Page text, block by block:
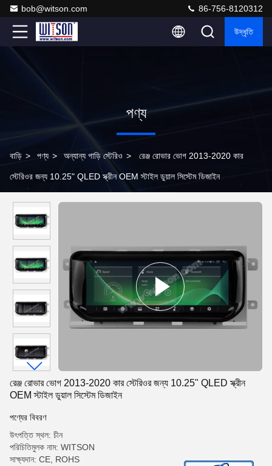
bob@witson.com 86-756-8120312
উদ্ধৃতি
পণ্য
বাড়ি > পণ্য > অন্যান্য গাড়ি স্টেরিও > রেঞ্জ রোভার ভোগ 2013-2020 কার
স্টেরিওর জন্য 10.25" QLED স্ক্রীন OEM স্টাইল ডুয়াল সিস্টেম ডিজাইন
রেঞ্জ রোভার ভোগ 2013-2020 কার স্টেরিওর জন্য 10.25" QLED স্ক্রীন
OEM স্টাইল ডুয়াল সিস্টেম ডিজাইন
পণ্যের বিবরণ
উৎপত্তি স্থল: চীন
পরিচিতিমুলক নাম: WITSON
সাক্ষ্যদান: CE, ROHS